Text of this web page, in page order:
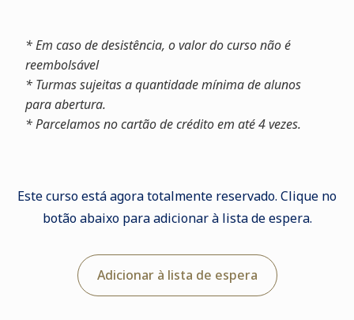
* Em caso de desistência, o valor do curso não é
reembolsável
* Turmas sujeitas a quantidade mínima de alunos
para abertura.
* Parcelamos no cartão de crédito em até 4 vezes.
Este curso está agora totalmente reservado. Clique no
botão abaixo para adicionar à lista de espera.
Adicionar à lista de espera